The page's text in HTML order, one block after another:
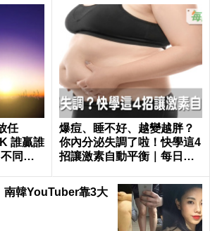
任
誰贏誰
同性
爆痘、睡不好、越變越胖？
你內分泌失調了啦！快學這4
招讓激素自動平衡｜每日健
韓YouTuber靠3大